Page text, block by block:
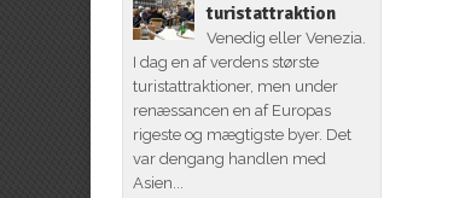
turistattraktion
Venedig eller Venezia.
I dag en af verdens største
turistattraktioner, men under
renæssancen en af Europas
rigeste og mægtigste byer. Det
var dengang handlen med
Asien...